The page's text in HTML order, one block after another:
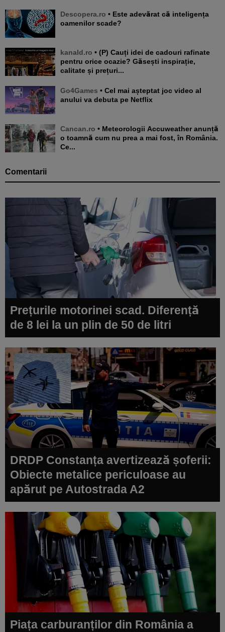
Descopera.ro • Este adevărat că inteligența
oamenilor scade?
kanald.ro • (P) Cauți idei de cadouri rafinate
pentru orice ocazie? Găsești inspirație,
calitate și prețuri...
Go4Games • Cel mai așteptat joc video al
anului va debuta pe Netflix
Cancan.ro • Meteorologii Accuweather anunță
o toamnă cum nu prea a mai fost, în România.
Ce...
Comentarii
Prețurile motorinei scad. Diferență
de 8 lei la un plin de 50 de litri
DRDP Constanța avertizează șoferii:
Obiecte metalice periculoase au
apărut pe Autostrada A2
Piața carburanților din România a